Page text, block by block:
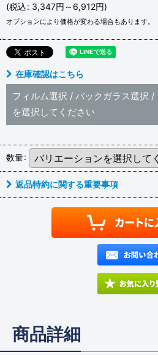
(税込: 3,347円 ～6,912円)
オプションにより価格が変わる場合もあります。
在庫確認はこちら
フィルム選択 / バックガラス選択 /
を選択してください
数量:
返品特約に関する重要事項
商品詳細